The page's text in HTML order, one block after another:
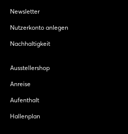
Newsletter
Nutzerkonto anlegen
Nachhaltigkeit
Ausstellershop
Anreise
Aufenthalt
Hallenplan